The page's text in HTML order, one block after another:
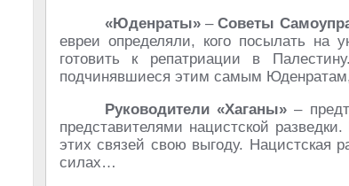
«Юденраты» –Советы
евреи определяли, кого посылать на
готовить к репатриации в
подчинявшиеся этим самым Юденратам,
Руководители «Хаганы» –
представителями нацистской
этих связей свою выгоду. Нацистская
силах…